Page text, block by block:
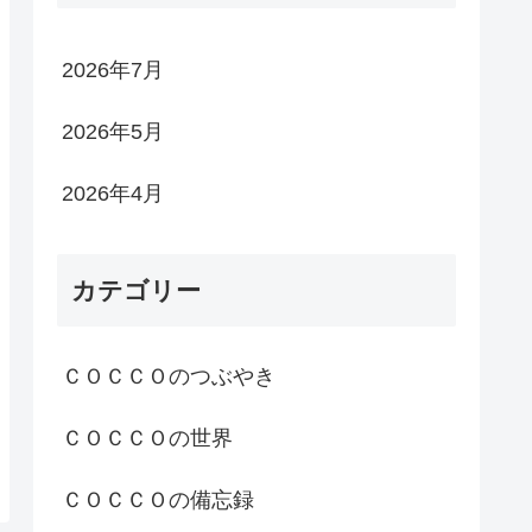
2026年7月
2026年5月
2026年4月
カテゴリー
ＣＯＣＣＯのつぶやき
ＣＯＣＣＯの世界
ＣＯＣＣＯの備忘録